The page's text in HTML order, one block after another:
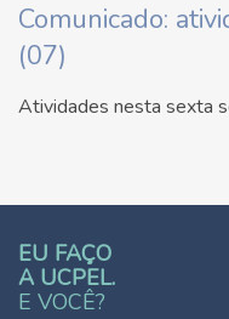
Comunicado:
(07)
Atividades nesta sexta
EU FAÇO
A UCPEL.
E VOCÊ?